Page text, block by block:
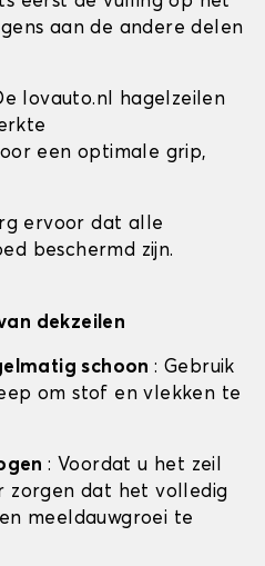
aan de andere delen
lovauto.nl hagelzeilen
een optimale grip,
ervoor dat alle
beschermd zijn.
dekzeilen
schoon: Gebruik
om stof en vlekken te
: Voordat u het zeil
zorgen dat het volledig
meeldauwgroei te